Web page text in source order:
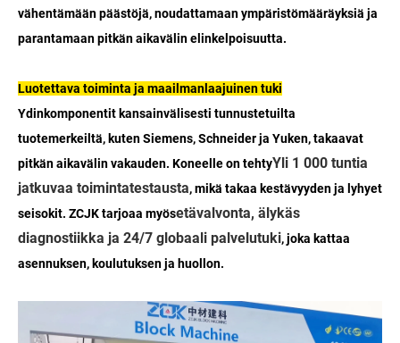
vähentämään päästöjä, noudattamaan ympäristömääräyksiä ja
parantamaan pitkän aikavälin elinkelpoisuutta.
Luotettava toiminta ja maailmanlaajuinen tuki
Ydinkomponentit kansainvälisesti tunnustetuilta
tuotemerkeiltä, ​​kuten Siemens, Schneider ja Yuken, takaavat
pitkän aikavälin vakauden. Koneelle on tehtyYli 1 000 tuntia
jatkuvaa toimintatestausta, mikä takaa kestävyyden ja lyhyet
seisokit. ZCJK tarjoaa myösetävalvonta, älykäs
diagnostiikka ja 24/7 globaali palvelutuki, joka kattaa
asennuksen, koulutuksen ja huollon.